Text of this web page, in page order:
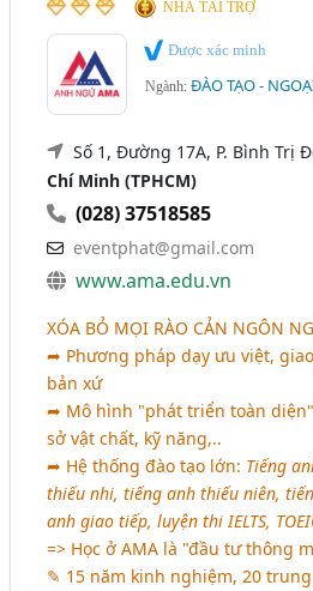
NHÀ TÀI TRỢ
Được xác minh
Ngành:ĐÀO TẠO -
Số 1, Đường 17A, P. Bình Trị
Chí Minh (TPHCM)
(028) 37518585
eventphat@gmail.com
www.ama.edu.vn
XÓA BỎ MỌI RÀO CẢN NGÔN
➦ Phương pháp dạy ưu việt,
bản xứ
➦ Mô hình "phát triển toàn
sở vật chất, kỹ năng,..
➦ Hệ thống đào tạo lớn: Tiếng
thiếu nhi, tiếng anh thiếu niên,
anh giao tiếp, luyện thi IELTS,
=> Học ở AMA là "đầu tư thông
✎ 15 năm kinh nghiệm, 20